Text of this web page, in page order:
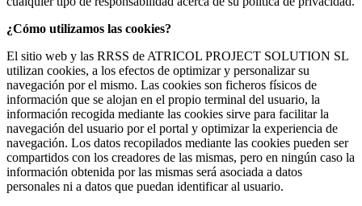
¿Cómo utilizamos las cookies?
El sitio web y las RRSS de ATRICOL PROJECT SOLUTION SL
utilizan cookies, a los efectos de optimizar y personalizar su
navegación por el mismo. Las cookies son ficheros físicos de
información que se alojan en el propio terminal del usuario, la
información recogida mediante las cookies sirve para facilitar la
navegación del usuario por el portal y optimizar la experiencia de
navegación. Los datos recopilados mediante las cookies pueden ser
compartidos con los creadores de las mismas, pero en ningún caso la
información obtenida por las mismas será asociada a datos
personales ni a datos que puedan identificar al usuario.